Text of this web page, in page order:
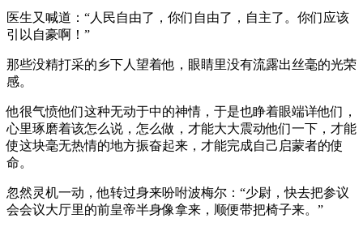
医生又喊道：“人民自由了，你们自由了，自主了。你们应该
引以自豪啊！”
那些没精打采的乡下人望着他，眼睛里没有流露出丝毫的光荣
感。
他很气愤他们这种无动于中的神情，于是也睁着眼端详他们，
心里琢磨着该怎么说，怎么做，才能大大震动他们一下，才能
使这块毫无热情的地方振奋起来，才能完成自己启蒙者的使
命。
忽然灵机一动，他转过身来吩咐波梅尔：“少尉，快去把参议
会会议大厅里的前皇帝半身像拿来，顺便带把椅子来。”